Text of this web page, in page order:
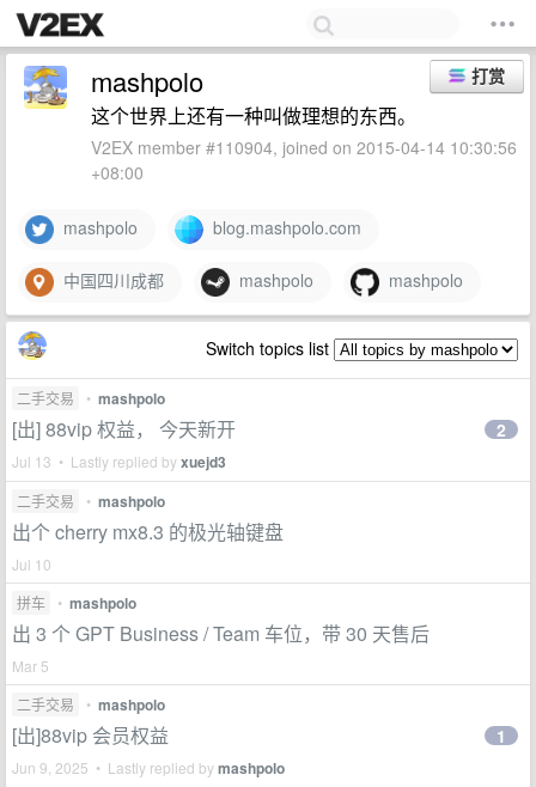
打赏
mashpolo
这个世界上还有一种叫做理想的东西。
V2EX member #110904, joined on 2015-04-14 10:30:56
+08:00
mashpolo blog.mashpolo.com
中国四川成都 mashpolo mashpolo
Switch topics list
二手交易 • mashpolo
[出] 88vip 权益， 今天新开
Jul 13 • Lastly replied byxuejd3
2
二手交易 • mashpolo
出个 cherry mx8.3 的极光轴键盘
Jul 10
拼车
• mashpolo
出 3 个 GPT Business / Team 车位，带 30 天售后
Mar 5
二手交易
• mashpolo
[出]88vip 会员权益
Jun 9, 2025 • Lastly replied bymashpolo
1